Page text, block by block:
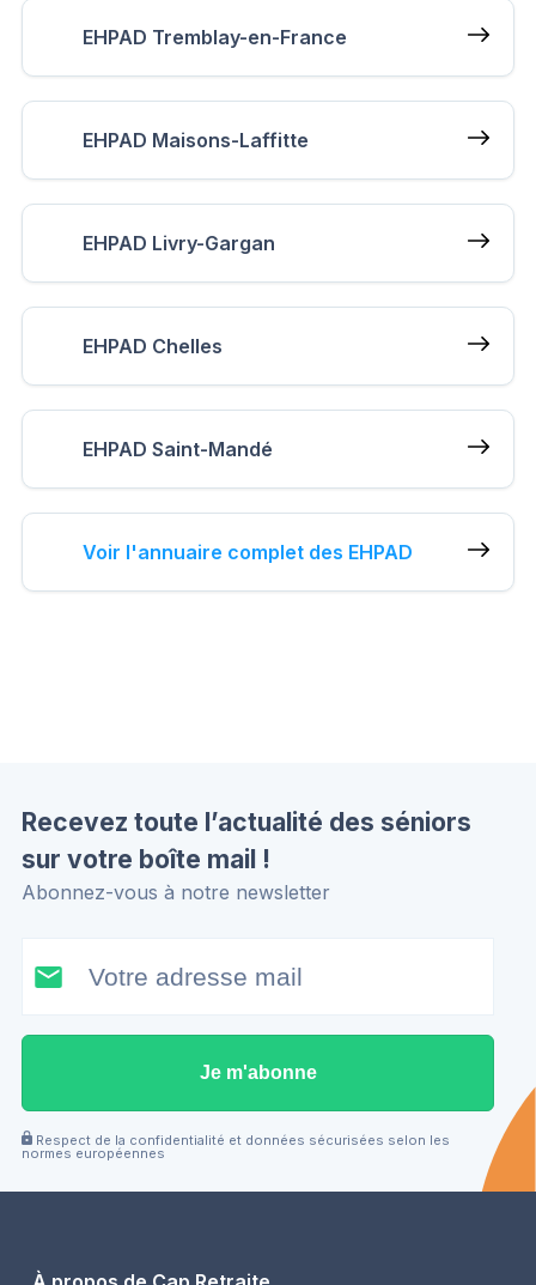
EHPAD Tremblay-en-France
EHPAD Maisons-Laffitte
EHPAD Livry-Gargan
EHPAD Chelles
EHPAD Saint-Mandé
Voir l'annuaire complet des EHPAD
Recevez toute l’actualité des séniors
sur votre boîte mail !
Abonnez-vous à notre newsletter
Je m'abonne
Respect de la confidentialité et données sécurisées selon les
normes européennes